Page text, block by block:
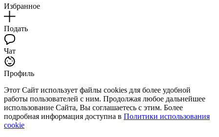
Избранное
Подать
Чат
Профиль
Этот Сайт использует файлы cookies для более удобной
работы пользователей с ним. Продолжая любое дальнейшее
использование Сайта, Вы соглашаетесь с этим. Более
подробная информация доступна в Политики использования
cookie